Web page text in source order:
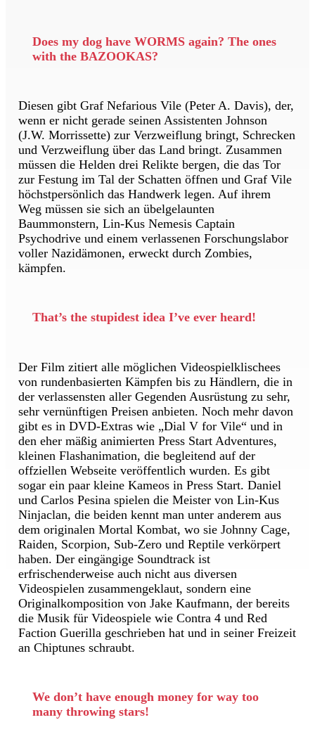
Does my dog have WORMS again? The ones
with the BAZOOKAS?
Diesen gibt Graf Nefarious Vile (Peter A. Davis), der,
wenn er nicht gerade seinen Assistenten Johnson
(J.W. Morrissette) zur Verzweiflung bringt, Schrecken
und Verzweiflung über das Land bringt. Zusammen
müssen die Helden drei Relikte bergen, die das Tor
zur Festung im Tal der Schatten öffnen und Graf Vile
höchstpersönlich das Handwerk legen. Auf ihrem
Weg müssen sie sich an übelgelaunten
Baummonstern, Lin-Kus Nemesis Captain
Psychodrive und einem verlassenen Forschungslabor
voller Nazidämonen, erweckt durch Zombies,
kämpfen.
That’s the stupidest idea I’ve ever heard!
Der Film zitiert alle möglichen Videospielklischees
von rundenbasierten Kämpfen bis zu Händlern, die in
der verlassensten aller Gegenden Ausrüstung zu sehr,
sehr vernünftigen Preisen anbieten. Noch mehr davon
gibt es in DVD-Extras wie „Dial V for Vile“ und in
den eher mäßig animierten Press Start Adventures,
kleinen Flashanimation, die begleitend auf der
offziellen Webseite veröffentlich wurden. Es gibt
sogar ein paar kleine Kameos in Press Start. Daniel
und Carlos Pesina spielen die Meister von Lin-Kus
Ninjaclan, die beiden kennt man unter anderem aus
dem originalen Mortal Kombat, wo sie Johnny Cage,
Raiden, Scorpion, Sub-Zero und Reptile verkörpert
haben. Der eingängige Soundtrack ist
erfrischenderweise auch nicht aus diversen
Videospielen zusammengeklaut, sondern eine
Originalkomposition von Jake Kaufmann, der bereits
die Musik für Videospiele wie Contra 4 und Red
Faction Guerilla geschrieben hat und in seiner Freizeit
an Chiptunes schraubt.
We don’t have enough money for way too
many throwing stars!